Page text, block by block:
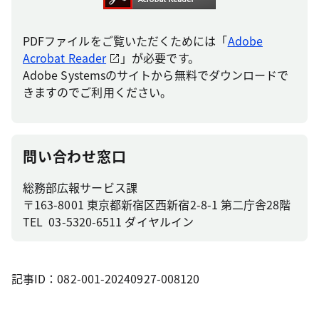
PDFファイルをご覧いただくためには「Adobe
Acrobat Reader
」が必要です。
Adobe Systemsのサイトから無料でダウンロードで
きますのでご利用ください。
問い合わせ窓口
総務部広報サービス課
〒163-8001 東京都新宿区西新宿2-8-1 第二庁舎28階
TEL 03-5320-6511 ダイヤルイン
記事ID：082-001-20240927-008120